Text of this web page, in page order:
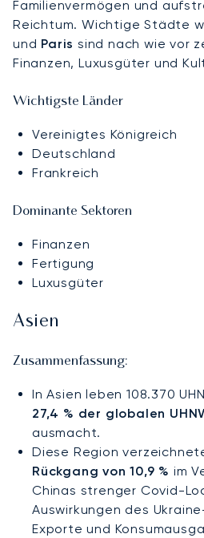
Familienvermögen und
Reichtum. Wichtige Städte
und Paris sind nach wie vor
Finanzen, Luxusgüter und
Wichtigste Länder
Vereinigtes Königreich
Deutschland
Frankreich
Dominante Sektoren
Finanzen
Fertigung
Luxusgüter
Asien
Zusammenfassung:
In Asien leben 108.370
27,4 % der globalen
ausmacht.
Diese Region
Rückgang von 10,9 % im
Chinas strenger Covid-
Auswirkungen des
Exporte und